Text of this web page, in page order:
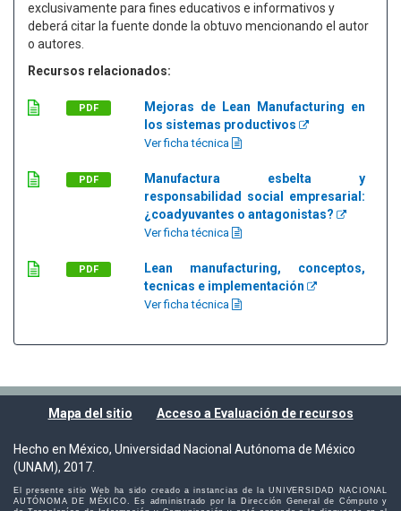
exclusivamente para fines educativos e informativos y
deberá citar la fuente donde la obtuvo mencionando el autor
o autores.
Recursos relacionados:
PDF
Mejoras de Lean Manufacturing en
los sistemas productivos
Ver ficha técnica
PDF
Manufactura esbelta y
responsabilidad social empresarial:
¿coadyuvantes o antagonistas?
Ver ficha técnica
PDF
Lean manufacturing, conceptos,
tecnicas e implementación
Ver ficha técnica
Mapa del sitio Acceso a Evaluación de recursos
Hecho en México, Universidad Nacional Autónoma de México
(UNAM), 2017.
El presente sitio Web ha sido creado a instancias de la UNIVERSIDAD NACIONAL
AUTÓNOMA DE MÉXICO. Es administrado por la Dirección General de Cómputo y